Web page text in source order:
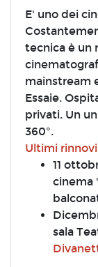
E' uno dei
tecnica è un
mainstream
Essaie.
privati. Un
360°.
Ultimi
11
cinema
sala